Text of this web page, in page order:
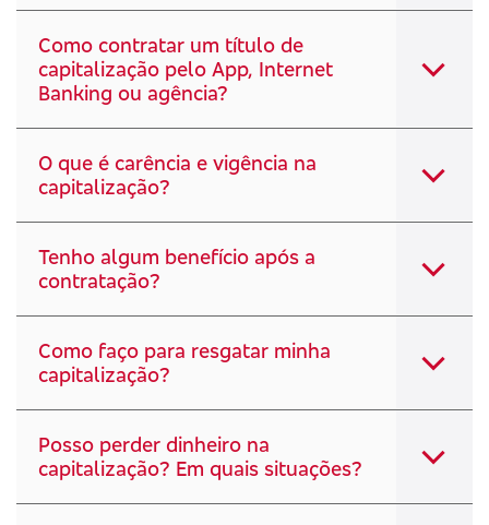
Como contratar um título de
capitalização pelo App, Internet
Banking ou agência?
O que é carência e vigência na
capitalização?
Tenho algum benefício após a
contratação?
Como faço para resgatar minha
capitalização?
Posso perder dinheiro na
capitalização? Em quais situações?